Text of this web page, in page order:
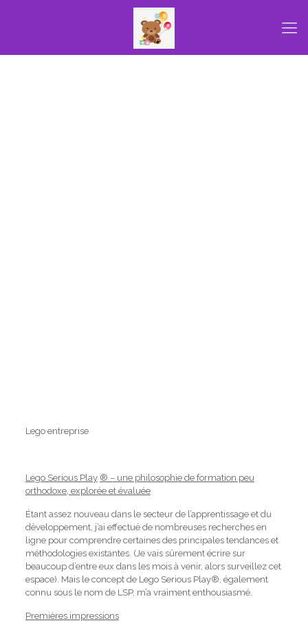
Lego entreprise
Lego Serious Play ® – une philosophie de formation peu
orthodoxe, explorée et évaluée
Étant assez nouveau dans le secteur de l’apprentissage et du
développement, j’ai effectué de nombreuses recherches en
ligne pour comprendre certaines des principales tendances et
méthodologies existantes. (Je vais sûrement écrire sur
beaucoup d’entre eux dans les mois à venir, alors surveillez cet
espace). Mais le concept de Lego Serious Play®, également
connu sous le nom de LSP, m’a vraiment enthousiasmé.
Premières impressions